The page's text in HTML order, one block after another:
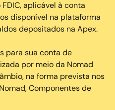
aplicável à conta
disponível na plataforma
depositados na Apex.
para sua conta de
por meio da Nomad
na forma prevista nos
Componentes de